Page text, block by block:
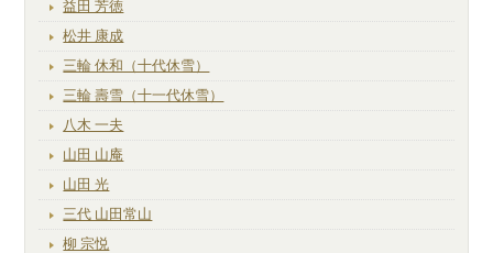
益田 芳徳
松井 康成
三輪 休和（十代休雪）
三輪 壽雪（十一代休雪）
八木 一夫
山田 山庵
山田 光
三代 山田常山
柳 宗悦